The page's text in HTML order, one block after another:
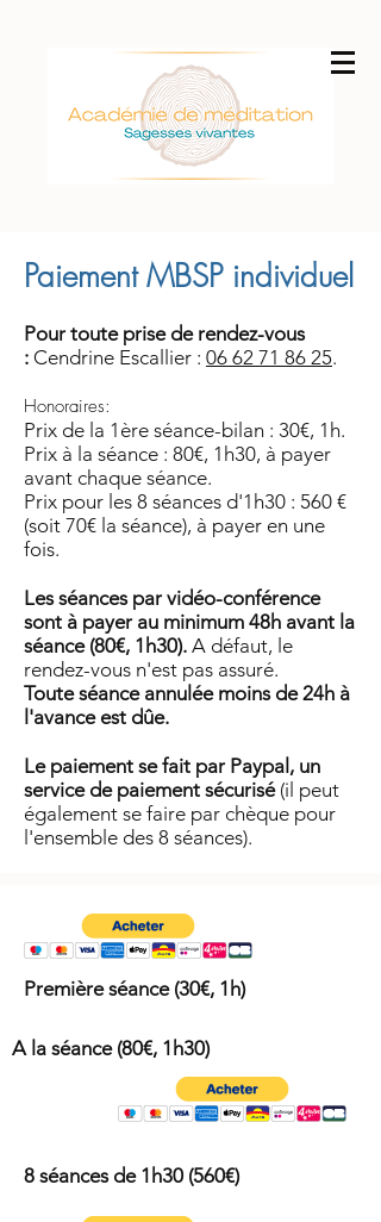
Paiement MBSP individuel
Pour toute prise de rendez-vous
: Cendrine Escallier : 06 62 71 86 25.
Honoraires:
Prix de la 1ère séance-bilan : 30€, 1h.
Prix à la séance : 80€, 1h30, à payer
avant chaque séance.
Prix pour les 8 séances d'1h30 : 560 €
(soit 70€ la séance), à payer en une
fois.
Les séances par vidéo-conférence
sont à payer au minimum 48h avant la
séance (80€, 1h30). A défaut, le
rendez-vous n'est pas assuré.
Toute séance annulée moins de 24h à
l'avance est dûe.
Le paiement se fait par Paypal, un
service de paiement sécurisé (il peut
également se faire par chèque pour
l'ensemble des 8 séances).
Première séance (30€, 1h)
A la séance (80€, 1h30)
8 séances de 1h30 (560€)